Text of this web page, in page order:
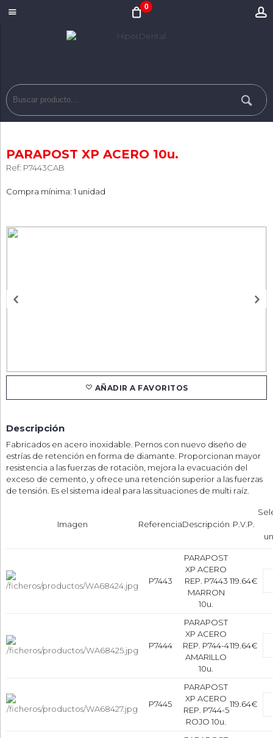
0
PARAPOST XP ACERO 10u.
Ref: P7443CAB
Compra mínima: 1 unidad
AÑADIR A FAVORITOS
Descripción
Fabricados en acero inoxidable. Pernos con nuevo diseño de
estrías de retención en forma de diamante. Proporcionan mayor
resistencia a las fuerzas de rotaciòn, mejora la evacuación del
exceso de cemento, y ofrece una retención superior a las fuerzas
de tensión. Es el sistema ideal para las situaciones de multi raíz.
Imagen ReferenciaDescripción P.V.P.
P7443
PARAPOST
XP ACERO
REP. P7443
MARRON
10u.
119.64€
P7444
PARAPOST
XP ACERO
REP. P744-4
AMARILLO
10u.
119.64€
P7445
PARAPOST
XP ACERO
REP. P744-5
ROJO 10u.
119.64€